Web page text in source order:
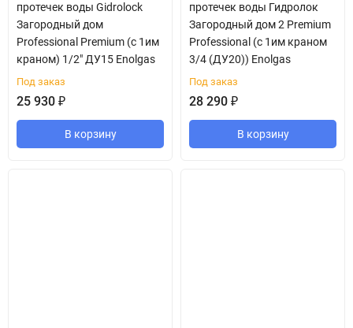
протечек воды Gidrolock
Загородный дом
Professional Premium (c 1им
краном) 1/2" ДУ15 Enolgas
Под заказ
25 930 ₽
В корзину
протечек воды Гидролок
Загородный дом 2 Premium
Professional (с 1им краном
3/4 (ДУ20)) Enolgas
Под заказ
28 290 ₽
В корзину